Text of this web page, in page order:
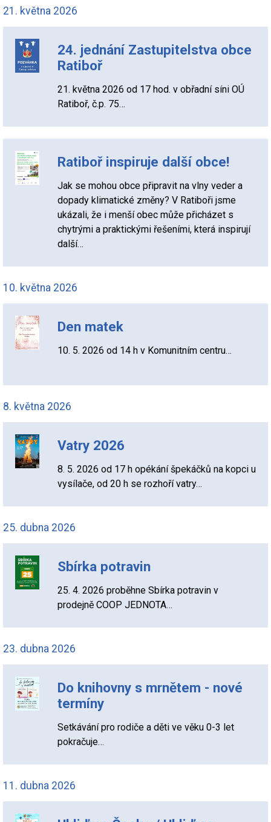
21. května 2026
24. jednání Zastupitelstva obce
Ratiboř
21. května 2026 od 17 hod. v obřadní síni OÚ
Ratiboř, č.p. 75…
Ratiboř inspiruje další obce!
Jak se mohou obce připravit na vlny veder a
dopady klimatické změny? V Ratiboři jsme
ukázali, že i menší obec může přicházet s
chytrými a praktickými řešeními, která inspirují
další…
10. května 2026
Den matek
10. 5. 2026 od 14 h v Komunitním centru…
8. května 2026
Vatry 2026
8. 5. 2026 od 17 h opékání špekáčků na kopci u
vysílače, od 20 h se rozhoří vatry…
25. dubna 2026
Sbírka potravin
25. 4. 2026 proběhne Sbírka potravin v
prodejně COOP JEDNOTA…
23. dubna 2026
Do knihovny s mrnětem - nové
termíny
Setkávání pro rodiče a děti ve věku 0-3 let
pokračuje…
11. dubna 2026